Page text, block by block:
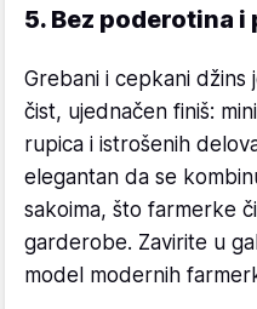
5. Bez poderotina
Grebani i cepkani džins
čist, ujednačen finiš:
rupica i istrošenih
elegantan da se
sakoima, što farmerke
garderobe. Zavirite u
model modernih